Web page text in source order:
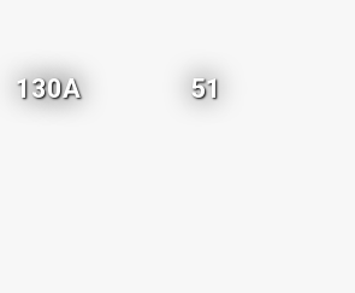
130A 51